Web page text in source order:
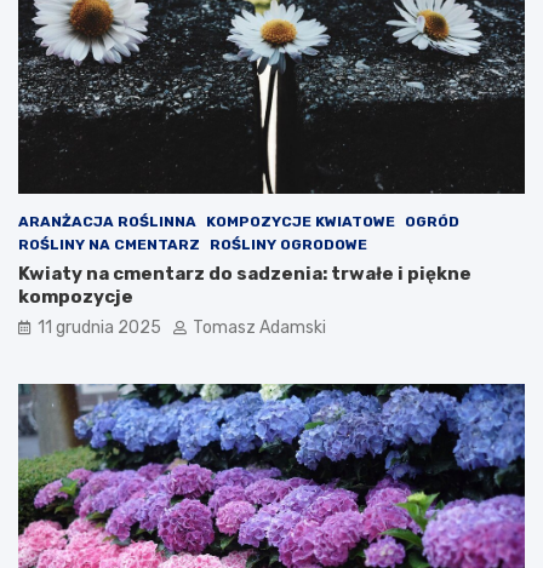
ARANŻACJA ROŚLINNA KOMPOZYCJE KWIATOWE
OGRÓD
ROŚLINY NA CMENTARZ
ROŚLINY OGRODOWE
Kwiaty na cmentarz do sadzenia: trwałe i piękne
kompozycje
11 grudnia 2025 Tomasz Adamski